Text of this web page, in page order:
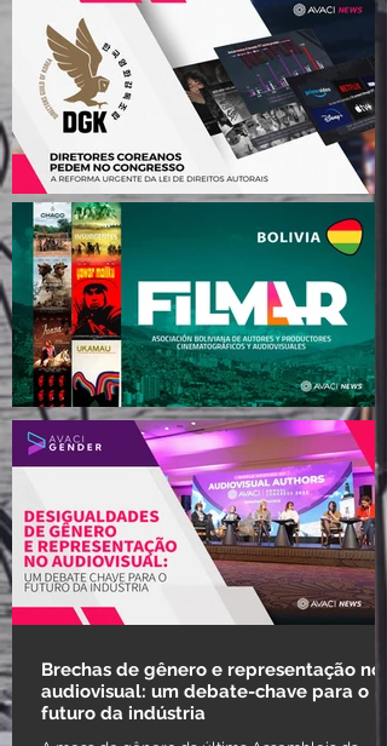
O México tem uma nova Lei
de Cinema: o que muda
para os autores
audiovisuais?
Diretores coreanos pedem
ao Congresso a reforma
urgente da lei de direitos de
autor
FILMAR: o desafio de
organizar os direitos dos
autores audiovisuais na
Bolívia
Brechas de gênero e representação no
audiovisual: um debate-chave para o
futuro da indústria